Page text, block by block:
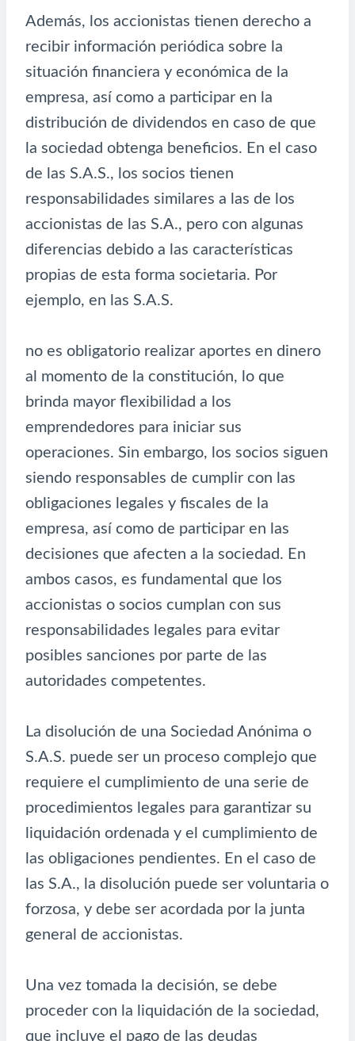
Además, los accionistas tienen derecho a
recibir información periódica sobre la
situación financiera y económica de la
empresa, así como a participar en la
distribución de dividendos en caso de que
la sociedad obtenga beneficios. En el caso
de las S.A.S., los socios tienen
responsabilidades similares a las de los
accionistas de las S.A., pero con algunas
diferencias debido a las características
propias de esta forma societaria. Por
ejemplo, en las S.A.S.
no es obligatorio realizar aportes en dinero
al momento de la constitución, lo que
brinda mayor flexibilidad a los
emprendedores para iniciar sus
operaciones. Sin embargo, los socios siguen
siendo responsables de cumplir con las
obligaciones legales y fiscales de la
empresa, así como de participar en las
decisiones que afecten a la sociedad. En
ambos casos, es fundamental que los
accionistas o socios cumplan con sus
responsabilidades legales para evitar
posibles sanciones por parte de las
autoridades competentes.
La disolución de una Sociedad Anónima o
S.A.S. puede ser un proceso complejo que
requiere el cumplimiento de una serie de
procedimientos legales para garantizar su
liquidación ordenada y el cumplimiento de
las obligaciones pendientes. En el caso de
las S.A., la disolución puede ser voluntaria o
forzosa, y debe ser acordada por la junta
general de accionistas.
Una vez tomada la decisión, se debe
proceder con la liquidación de la sociedad,
que incluye el pago de las deudas